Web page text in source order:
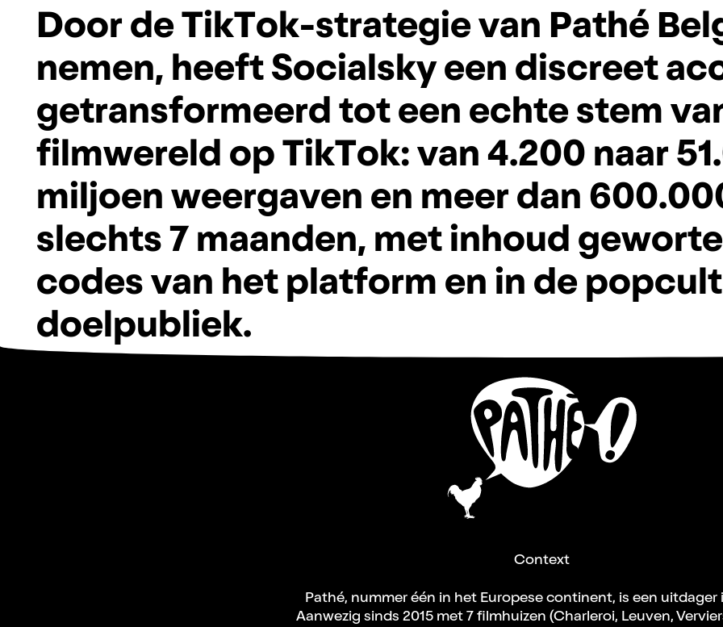
DoordeTikTok-strategievan Pathé Bel
nemen, heeftSocialskyeen discreetac
getransformeerdtoteen echtestemva
filmwereld opTikTok:van4.200 naar51.
miljoenweergaven en meerdan 600.00
slechts7maanden, metinhoud geworte
codesvan hetplatform en in depopcult
doelpubliek.
Context
Pathé, nummer één in het Europese continent, is een uitdager
Aanwezig sinds 2015 met 7 filmhuizen (Charleroi, Leuven,